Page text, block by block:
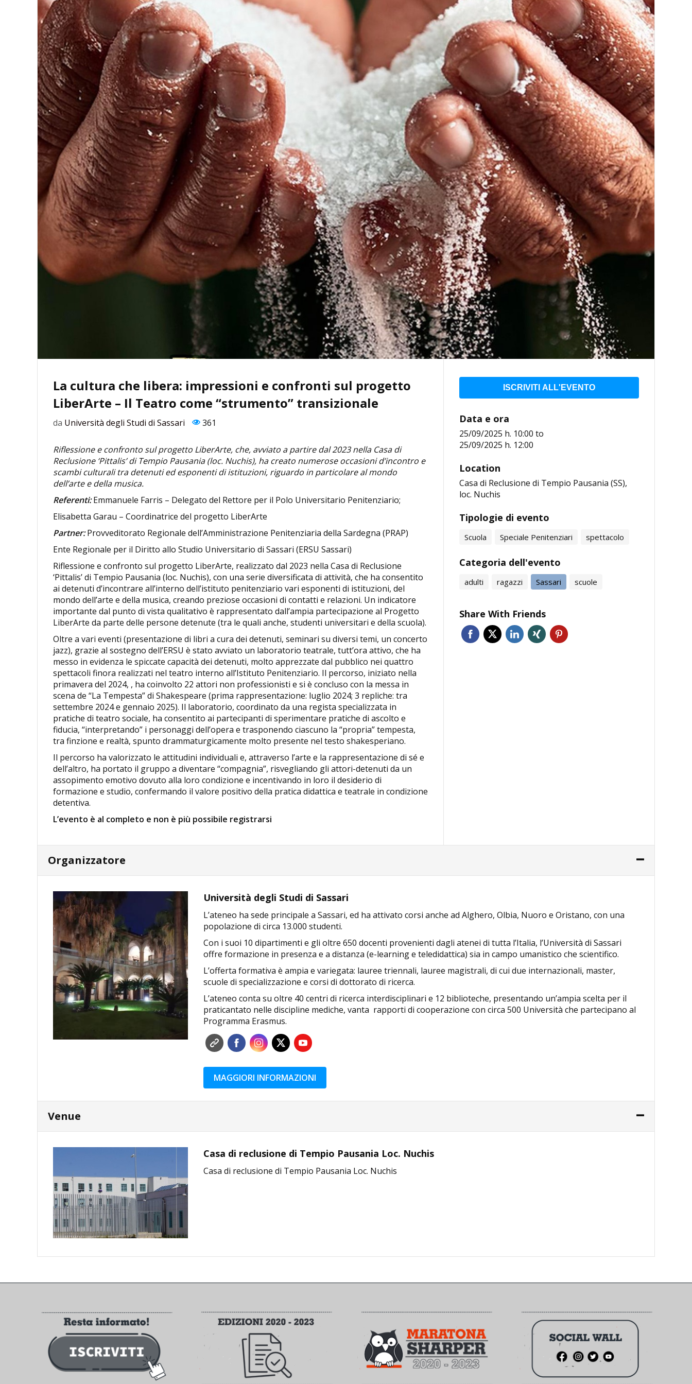
La cultura che libera: impressioni e confronti sul progetto
LiberArte – Il Teatro come “strumento” transizionale
da Università degli Studi di Sassari 361
Riflessione e confronto sul progetto LiberArte, che, avviato a partire dal 2023 nella Casa di
Reclusione ‘Pittalis’ di Tempio Pausania (loc. Nuchis), ha creato numerose occasioni d’incontro e
scambi culturali tra detenuti ed esponenti di istituzioni, riguardo in particolare al mondo
dell’arte e della musica.
Referenti:Emmanuele Farris – Delegato del Rettore per il Polo Universitario Penitenziario;
Elisabetta Garau – Coordinatrice del progetto LiberArte
Partner:Provveditorato Regionale dell’Amministrazione Penitenziaria della Sardegna (PRAP)
Ente Regionale per il Diritto allo Studio Universitario di Sassari (ERSU Sassari)
Riflessione e confronto sul progetto LiberArte, realizzato dal 2023 nella Casa di Reclusione
‘Pittalis’ di Tempio Pausania (loc. Nuchis), con una serie diversificata di attività, che ha consentito
ai detenuti d’incontrare all’interno dell’istituto penitenziario vari esponenti di istituzioni, del
mondo dell’arte e della musica, creando preziose occasioni di contatti e relazioni. Un indicatore
importante dal punto di vista qualitativo è rappresentato dall’ampia partecipazione al Progetto
LiberArte da parte delle persone detenute (tra le quali anche, studenti universitari e della scuola).
Oltre a vari eventi (presentazione di libri a cura dei detenuti, seminari su diversi temi, un concerto
jazz), grazie al sostegno dell’ERSU è stato avviato un laboratorio teatrale, tutt’ora attivo, che ha
messo in evidenza le spiccate capacità dei detenuti, molto apprezzate dal pubblico nei quattro
spettacoli finora realizzati nel teatro interno all’Istituto Penitenziario. Il percorso, iniziato nella
primavera del 2024, , ha coinvolto 22 attori non professionisti e si è concluso con la messa in
scena de “La Tempesta” di Shakespeare (prima rappresentazione: luglio 2024; 3 repliche: tra
settembre 2024 e gennaio 2025). Il laboratorio, coordinato da una regista specializzata in
pratiche di teatro sociale, ha consentito ai partecipanti di sperimentare pratiche di ascolto e
fiducia, “interpretando” i personaggi dell’opera e trasponendo ciascuno la “propria” tempesta,
tra finzione e realtà, spunto drammaturgicamente molto presente nel testo shakesperiano.
Il percorso ha valorizzato le attitudini individuali e, attraverso l’arte e la rappresentazione di sé e
dell’altro, ha portato il gruppo a diventare “compagnia”, risvegliando gli attori-detenuti da un
assopimento emotivo dovuto alla loro condizione e incentivando in loro il desiderio di
formazione e studio, confermando il valore positivo della pratica didattica e teatrale in condizione
detentiva.
L’evento è al completo e non è più possibile registrarsi
ISCRIVITI ALL'EVENTO
Data e ora
25/09/2025 h. 10:00 to
25/09/2025 h. 12:00
Location
Casa di Reclusione di Tempio Pausania (SS),
loc. Nuchis
Tipologie di evento
Scuola Speciale Penitenziari spettacolo
Categoria dell'evento
adulti ragazzi Sassari scuole
Share With Friends
Organizzatore
Università degli Studi di Sassari
L’ateneo ha sede principale a Sassari, ed ha attivato corsi anche ad Alghero, Olbia, Nuoro e Oristano, con una
popolazione di circa 13.000 studenti.
Con i suoi 10 dipartimenti e gli oltre 650 docenti provenienti dagli atenei di tutta l’Italia, l’Università di Sassari
offre formazione in presenza e a distanza (e-learning e teledidattica) sia in campo umanistico che scientifico.
L’offerta formativa è ampia e variegata: lauree triennali, lauree magistrali, di cui due internazionali, master,
scuole di specializzazione e corsi di dottorato di ricerca.
L’ateneo conta su oltre 40 centri di ricerca interdisciplinari e 12 biblioteche, presentando un’ampia scelta per il
praticantato nelle discipline mediche, vanta rapporti di cooperazione con circa 500 Università che partecipano al
Programma Erasmus.
MAGGIORI INFORMAZIONI
Venue
Casa di reclusione di Tempio Pausania Loc. Nuchis
Casa di reclusione di Tempio Pausania Loc. Nuchis